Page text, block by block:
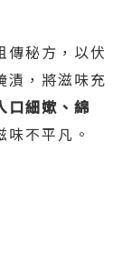
秘方，以伏
漬，將滋味充
口細嫰、綿
味不平凡。